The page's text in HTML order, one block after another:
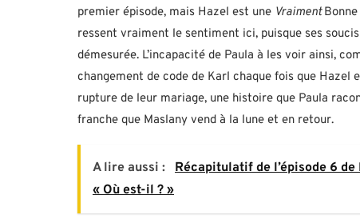
premier épisode, mais Hazel est une Vraiment
ressent vraiment le sentiment ici, puisque ses
démesurée. L’incapacité de Paula à les voir ainsi,
changement de code de Karl chaque fois que Hazel
rupture de leur mariage, une histoire que Paula
franche que Maslany vend à la lune et en retour.
A lire aussi : Récapitulatif de l’épisode 6
« Où est-il ? »